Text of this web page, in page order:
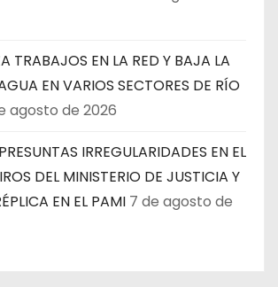
TRABAJOS EN LA RED Y BAJA LA
EN VARIOS SECTORES DE RÍO
agosto de 2026
IRREGULARIDADES EN EL
DEL MINISTERIO DE JUSTICIA Y
EN EL PAMI 7 de agosto de